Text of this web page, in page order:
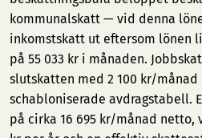
kommunalskatt — vid denna
inkomstskatt ut eftersom lönen
på 55 033 kr i månaden.
slutskatten med 2 100 kr/
schabloniserade avdragstabell.
på cirka 16 695 kr/månad netto,